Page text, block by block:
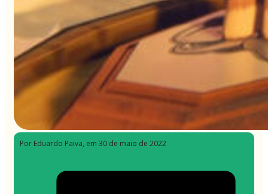
Por Eduardo Paiva, em 30 de maio de 2022